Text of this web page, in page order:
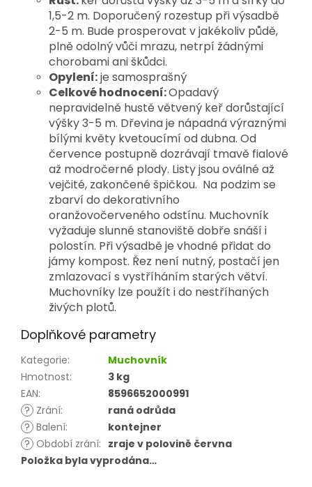
1,5-2 m. Doporučený rozestup při výsadbě
2-5 m. Bude prosperovat v jakékoliv půdě,
plně odolný vůči mrazu, netrpí žádnými
chorobami ani škůdci.
Opylení:je samosprašný
Celkové hodnocení:Opadavý
nepravidelně hustě větvený keř dorůstající
výšky 3-5 m. Dřevina je nápadná výraznými
bílými květy kvetoucímí od dubna. Od
července postupně dozrávají tmavě fialové
až modročerné plody. Listy jsou oválné až
vejčité, zakončené špičkou. Na podzim se
zbarví do dekorativního
oranžovočerveného odstínu. Muchovník
vyžaduje slunné stanoviště dobře snáší i
polostín. Při výsadbě je vhodné přidat do
jámy kompost. Řez není nutný, postačí jen
zmlazovací s vystříháním starých větví.
Muchovníky lze použít i do nestříhaných
živých plotů.
Doplňkové parametry
Kategorie:
Muchovník
Hmotnost:
3 kg
EAN:
8596652000991
? Zrání:
raná odrůda
? Balení:
kontejner
? Období zrání: zraje v polovině června
Položka byla vyprodána…